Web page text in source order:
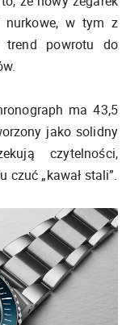
nurkowe, w tym z
powrotu do
ma 43,5
jako solidny
czytelności,
„kawał stali”.